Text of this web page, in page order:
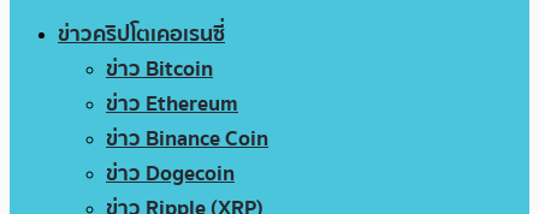
ข่าวคริปโตเคอเรนซี่
ข่าว Bitcoin
ข่าว Ethereum
ข่าว Binance Coin
ข่าว Dogecoin